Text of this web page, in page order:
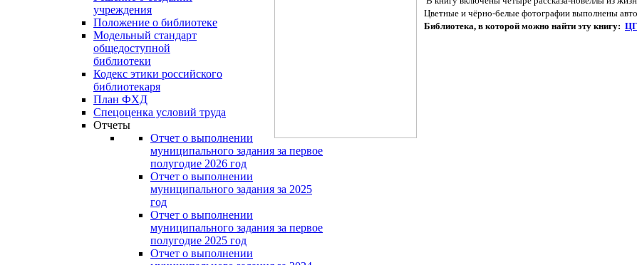
учреждения
Положение о библиотеке
Модельный стандарт
общедоступной
библиотеки
Кодекс этики российского
библиотекаря
План ФХД
Спецоценка условий труда
Отчеты
Отчет о выполнении
муниципального задания за первое
полугодие 2026 год
Отчет о выполнении
муниципального задания за 2025
год
Отчет о выполнении
муниципального задания за первое
полугодие 2025 год
Отчет о выполнении
Цветные и чёрно-белые фотографии выполнены
Библиотека, в которой можно найти эту книгу: